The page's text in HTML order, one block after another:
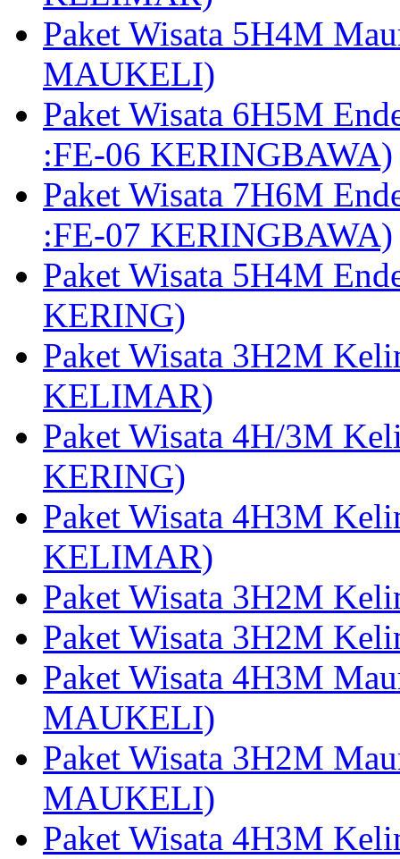
Paket Wisata 5H4M
MAUKELI)
Paket Wisata 6H5M
:FE-06 KERINGBAWA)
Paket Wisata 7H6M
:FE-07 KERINGBAWA)
Paket Wisata 5H4M
KERING)
Paket Wisata 3H2M
KELIMAR)
Paket Wisata 4H/3M
KERING)
Paket Wisata 4H3M
KELIMAR)
Paket Wisata 3H2M
Paket Wisata 3H2M
Paket Wisata 4H3M
MAUKELI)
Paket Wisata 3H2M
MAUKELI)
Paket Wisata 4H3M